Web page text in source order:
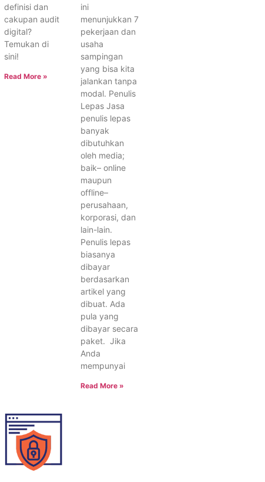
definisi dan
cakupan audit
digital?
Temukan di
sini!
Read More »
ini
menunjukkan 7
pekerjaan dan
usaha
sampingan
yang bisa kita
jalankan tanpa
modal. Penulis
Lepas Jasa
penulis lepas
banyak
dibutuhkan
oleh media;
baik– online
maupun
offline–
perusahaan,
korporasi, dan
lain-lain.
Penulis lepas
biasanya
dibayar
berdasarkan
artikel yang
dibuat. Ada
pula yang
dibayar secara
paket. Jika
Anda
mempunyai
Read More »